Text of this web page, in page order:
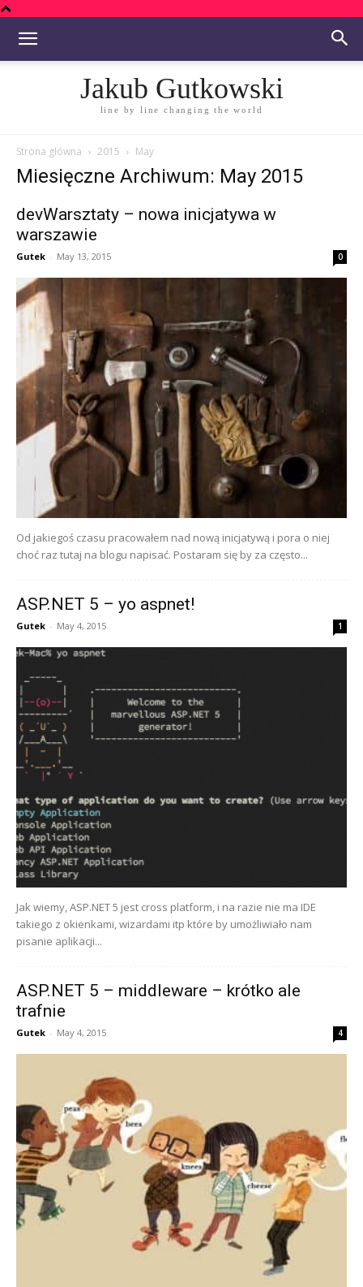
Jakub Gutkowski
line by line changing the world
Strona główna 2015 May
Miesięczne Archiwum: May 2015
devWarsztaty – nowa inicjatywa w
warszawie
Gutek - May 13, 2015 0
Od jakiegoś czasu pracowałem nad nową inicjatywą i pora o niej
choć raz tutaj na blogu napisać. Postaram się by za często...
ASP.NET 5 – yo aspnet!
Gutek - May 4, 2015 1
Jak wiemy, ASP.NET 5 jest cross platform, i na razie nie ma IDE
takiego z okienkami, wizardami itp które by umożliwiało nam
pisanie aplikacji...
ASP.NET 5 – middleware – krótko ale
trafnie
Gutek - May 4, 2015 4